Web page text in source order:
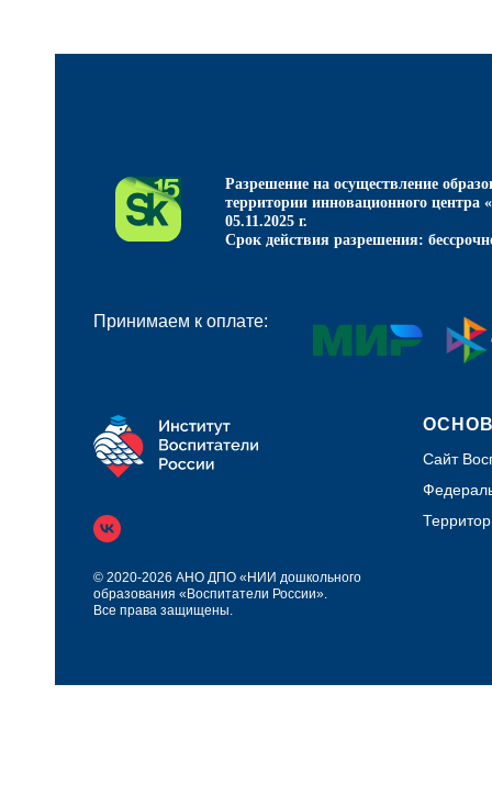
Разрешение на осуществление
территории инновационного центра
05.11.2025 г.
Срок действия разрешения:
Принимаем к оплате:
© 2020-2026 АНО ДПО «НИИ дошкольного
образования «Воспитатели России».
Все права защищены.
Сайт